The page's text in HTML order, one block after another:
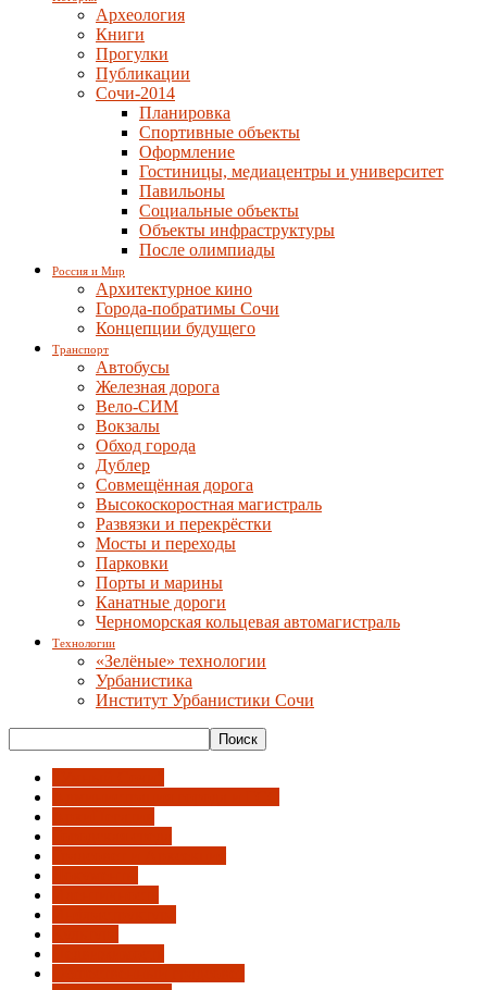
Археология
Книги
Прогулки
Публикации
Сочи-2014
Планировка
Спортивные объекты
Оформление
Гостиницы, медиацентры и университет
Павильоны
Социальные объекты
Объекты инфраструктуры
После олимпиады
Россия и Мир
Архитектурное кино
Города-побратимы Сочи
Концепции будущего
Транспорт
Автобусы
Железная дорога
Вело-СИМ
Вокзалы
Обход города
Дублер
Совмещённая дорога
Высокоскоростная магистраль
Развязки и перекрёстки
Мосты и переходы
Парковки
Порты и марины
Канатные дороги
Черноморская кольцевая автомагистраль
Технологии
«Зелёные» технологии
Урбанистика
Институт Урбанистики Сочи